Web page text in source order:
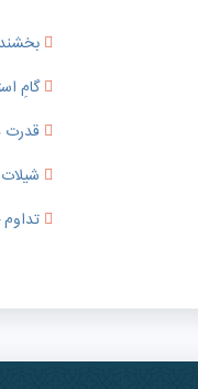
گامِ
قدرت